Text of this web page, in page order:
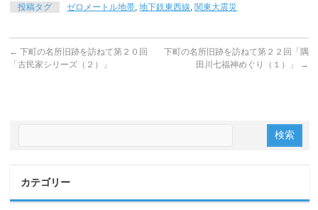
投稿タグ ゼロメートル地帯,地下鉄東西線, 関東大震災
← 下町の名所旧跡を訪ねて第２０回
「古民家シリーズ（２）」
下町の名所旧跡を訪ねて第２２回「隅
田川七福神めぐり（１）」
→
カテゴリー